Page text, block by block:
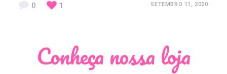
0 1 SETEMBRO 11, 2020
Conheça nossa loja